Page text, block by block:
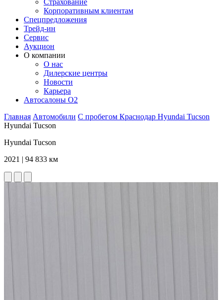
Страхование
Корпоративным клиентам
Спецпредложения
Трейд-ин
Сервис
Аукцион
О компании
О нас
Дилерские центры
Новости
Карьера
Автосалоны O2
Главная Автомобили С пробегом Краснодар Hyundai Tucson
Hyundai Tucson
Hyundai Tucson
2021 | 94 833 км